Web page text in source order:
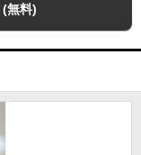
(無料)